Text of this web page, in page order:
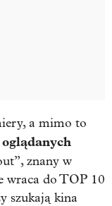
a mimo to
, znany w
wraca do TOP 10
szukają kina